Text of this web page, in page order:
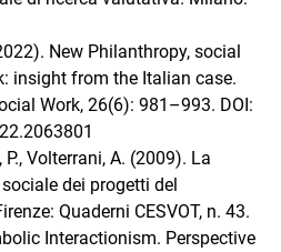
New Philanthropy, social
insight from the Italian case.
Work, 26(6): 981–993. DOI:
Volterrani, A. (2009). La
dei progetti del
Quaderni CESVOT, n. 43.
Interactionism. Perspective